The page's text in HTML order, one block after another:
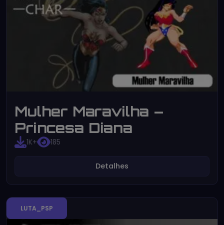
Mulher Maravilha –
Princesa Diana
1K+ 185
Detalhes
LUTA_PSP